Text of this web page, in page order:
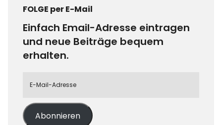
FOLGE per E-Mail
Einfach Email-Adresse eintragen
und neue Beiträge bequem
erhalten.
Abonnieren